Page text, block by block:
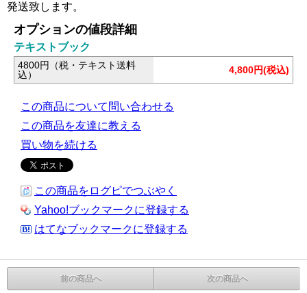
発送致します。
オプションの値段詳細
テキストブック
4800円（税・テキスト送料
込）
4,800円(税込)
この商品について問い合わせる
この商品を友達に教える
買い物を続ける
この商品をログピでつぶやく
Yahoo!ブックマークに登録する
はてなブックマークに登録する
前の商品へ 次の商品へ